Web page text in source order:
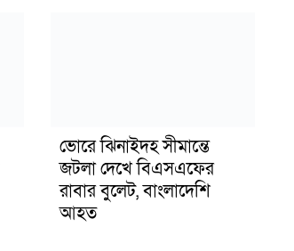
ভোরে ঝিনাইদহ সীমান্তে
জটলা দেখে বিএসএফের
রাবার বুলেট, বাংলাদেশি
আহত